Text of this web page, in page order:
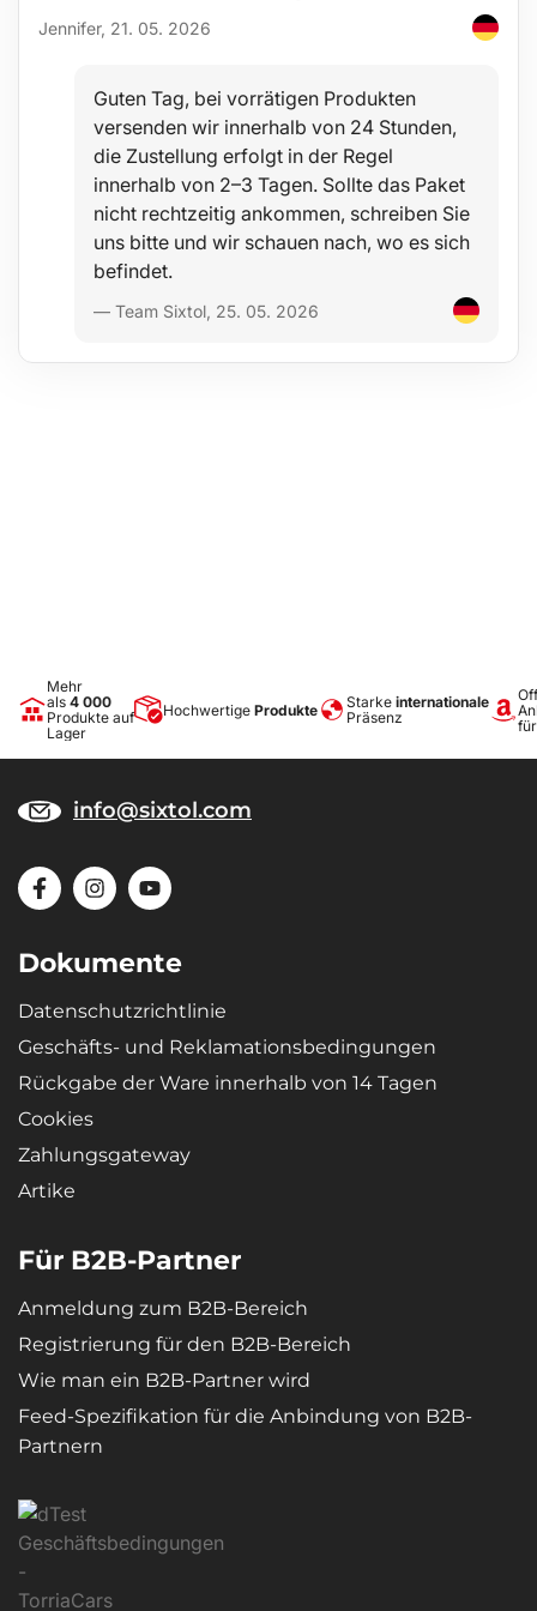
1x Nuss Größe 17 mm
1x Nuss Größe 22 mm
Technické parametry:
Größen der Nüsse: 17, 19, 21, 22 mm
Antrieb: 1/2"
Länge der Nüsse: 78 mm
Material: besonders widerstandsfähiger Chrom-Molybdän-Stahl
Gewicht
Jennifer, 21. 05. 2026
Guten Tag, bei vorrätigen Produkten
versenden wir innerhalb von 24 Stunden,
die Zustellung erfolgt in der Regel
innerhalb von 2–3 Tagen. Sollte das Paket
nicht rechtzeitig ankommen, schreiben Sie
uns bitte und wir schauen nach, wo es sich
befindet.
— Team Sixtol, 25. 05. 2026
Mehr
als 4 000
Produkte auf
Lager
Hochwertige Produkte Starke internationale
Präsenz
info@sixtol.com
Dokumente
Datenschutzrichtlinie
Geschäfts- und Reklamationsbedingungen
Rückgabe der Ware innerhalb von 14 Tagen
Cookies
Zahlungsgateway
Artike
Für B2B-Partner
Anmeldung zum B2B-Bereich
Registrierung für den B2B-Bereich
Wie man ein B2B-Partner wird
Feed-Spezifikation für die Anbindung von B2B-
Partnern